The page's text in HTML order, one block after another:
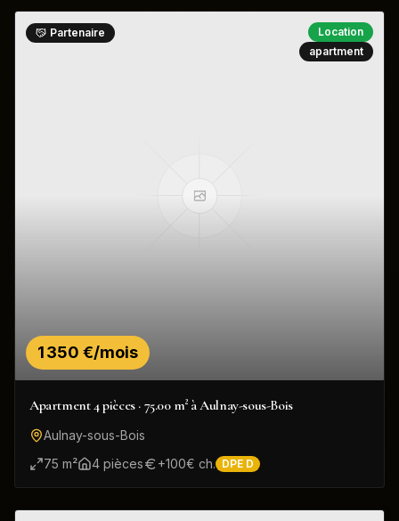
1 350 €/mois
Partenaire
Location
apartment
Apartment 4 pièces · 75.00 m² à Aulnay-sous-Bois
Aulnay-sous-Bois
75 m² 4 pièces +100€ ch. DPE D